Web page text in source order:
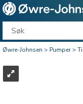
Øwre-Johnsen>Pumper>